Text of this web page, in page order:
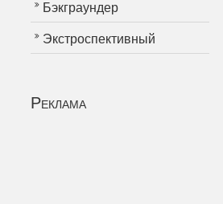
Бэкграундер
Экстроспективный
Реклама